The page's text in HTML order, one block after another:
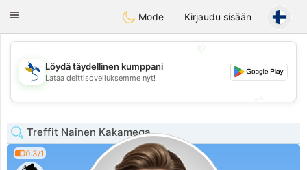
SvenskaDating
Toggle
Mode Kirjaudu sisään
💖
Löydä täydellinen kumppani
Lataa deittisovelluksemme nyt!
Treffit Nainen Kakamega
0.3/1